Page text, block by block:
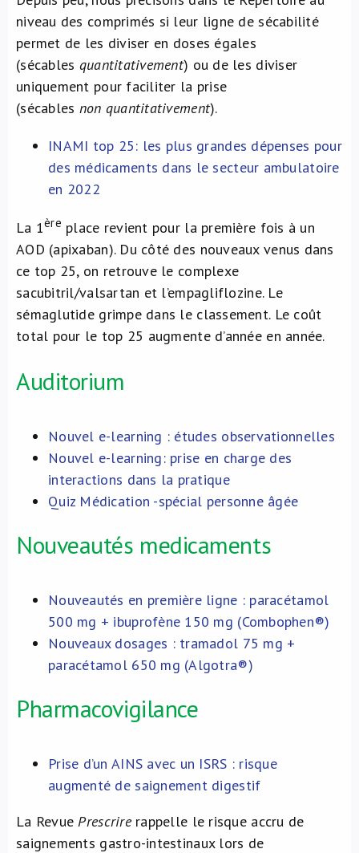
niveau des comprimés si leur ligne de sécabilité
permet de les diviser en doses égales
(sécables quantitativement) ou de les diviser
uniquement pour faciliter la prise
(sécables non quantitativement).
INAMI top 25: les plus grandes dépenses pour
des médicaments dans le secteur ambulatoire
en 2022
La 1ère place revient pour la première fois à un
AOD (apixaban). Du côté des nouveaux venus dans
ce top 25, on retrouve le complexe
sacubitril/valsartan et l’empagliflozine. Le
sémaglutide grimpe dans le classement. Le coût
total pour le top 25 augmente d’année en année.
Auditorium
Nouvel e-learning : études observationnelles
Nouvel e-learning: prise en charge des
interactions dans la pratique
Quiz Médication -spécial personne âgée
Nouveautés medicaments
Nouveautés en première ligne : paracétamol
500 mg + ibuprofène 150 mg (Combophen®)
Nouveaux dosages : tramadol 75 mg +
paracétamol 650 mg (Algotra®)
Pharmacovigilance
Prise d’un AINS avec un ISRS : risque
augmenté de saignement digestif
La RevuePrescrirerappelle le risque accru de
saignements gastro-intestinaux lors de